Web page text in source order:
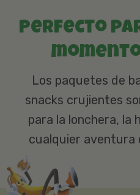
Perfecto
Los paquetes de
snacks crujientes
para la lonchera, la
cualquier aventura